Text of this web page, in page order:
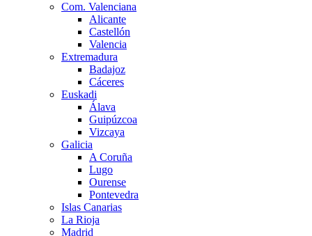
Com. Valenciana
Alicante
Castellón
Valencia
Extremadura
Badajoz
Cáceres
Euskadi
Álava
Guipúzcoa
Vizcaya
Galicia
A Coruña
Lugo
Ourense
Pontevedra
Islas Canarias
La Rioja
Madrid